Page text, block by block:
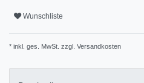
Wunschliste
* inkl. ges. MwSt. zzgl. Versandkosten